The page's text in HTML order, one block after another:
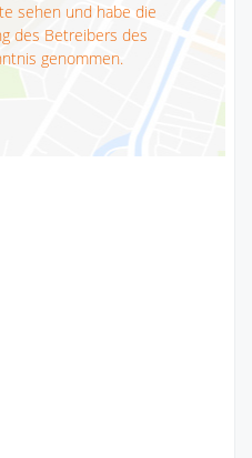
sehen und habe die
des Betreibers des
genommen.